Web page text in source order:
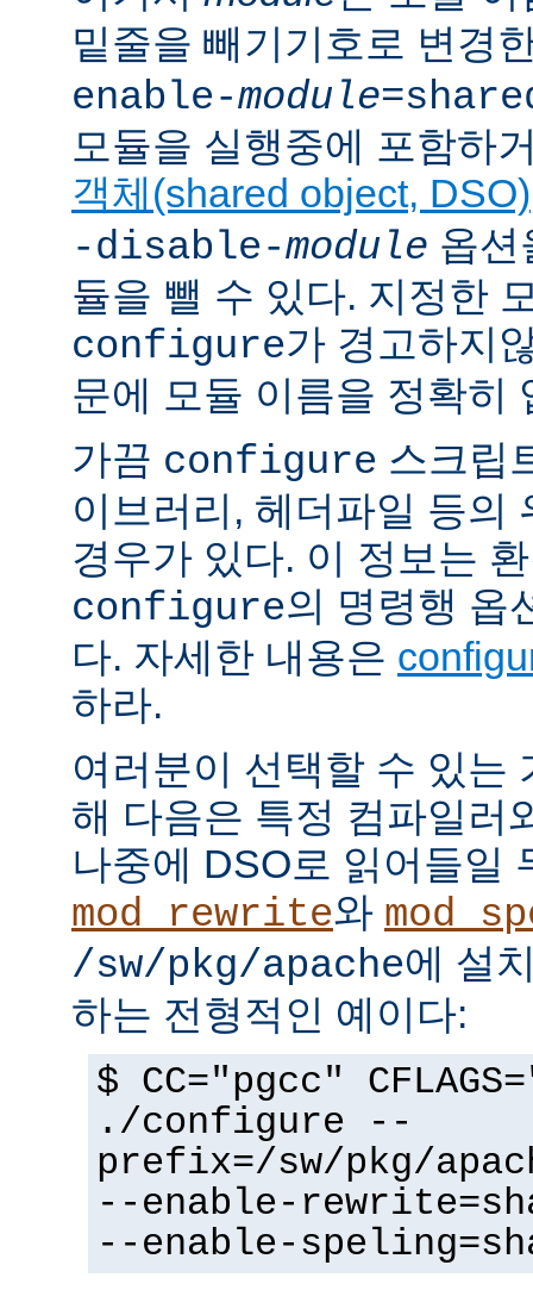
밑줄을 빼기기호로 변경
enable-module
모듈을 실행중에 포함하
객체(shared object, DSO)
-disable-module 옵션
듈을 뺄 수 있다. 지정한
configure가 경고하지
문에 모듈 이름을 정확히
가끔 configure 스크립
이브러리, 헤더파일 등의
경우가 있다. 이 정보는
configure의 명령행 옵
다. 자세한 내용은
하라.
여러분이 선택할 수 있는
해 다음은 특정 컴파일러
나중에 DSO로 읽어들일
mod_rewrite와
/sw/pkg/apache에 설
하는 전형적인 예이다:
$ CC="pgcc"
./configure --
prefix=/sw/pkg/
--enable-
--enable-